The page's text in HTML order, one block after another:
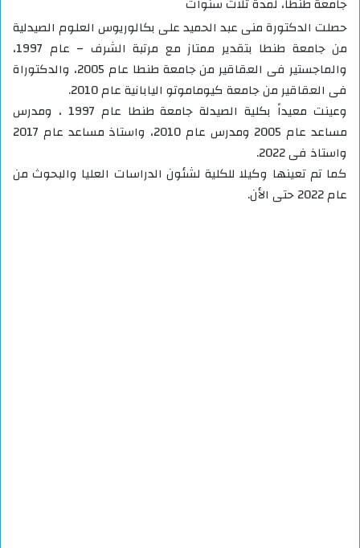
حصلت الدكتورة منى عبد الحميد على بكالوريوس العلوم الصيدلية
من جامعة طنطا بتقدير ممتاز مع مرتبة الشرف – عام 1997،
والماجستير فى العقاقير من جامعة طنطا عام 2005، والدكتوراة
فى العقاقير من جامعة كيوماموتو اليابانية عام 2010.
وعينت معيداً بكلية الصيدلة جامعة طنطا عام 1997 ، ومدرس
مساعد عام 2005 ومدرس عام 2010، واستاذ مساعد عام 2017
واستاذ فى 2022.
كما تم تعينها وكيلا للكلية لشئون الدراسات العليا والبحوث من
عام 2022 حتى الأن.